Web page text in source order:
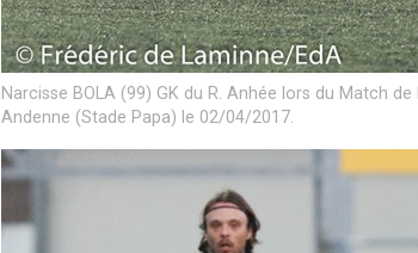
Narcisse BOLA (99) GK du R. Anhée lors du Match
Andenne (Stade Papa) le 02/04/2017.